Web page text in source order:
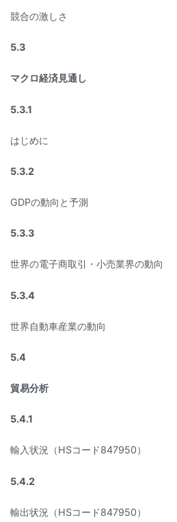
競合の激しさ
5.3
マクロ経済見通し
5.3.1
はじめに
5.3.2
GDPの動向と予測
5.3.3
世界の電子商取引・小売業界の動向
5.3.4
世界自動車産業の動向
5.4
貿易分析
5.4.1
輸入状況（HSコード847950）
5.4.2
輸出状況（HSコード847950）